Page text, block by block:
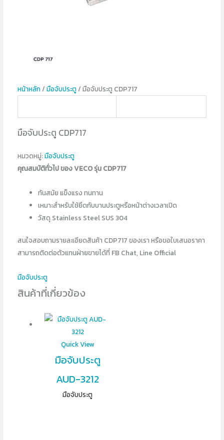
หน้าหลัก/ มือจับประตู/ มือจับประตู CDP717
มือจับประตู CDP717
หมวดหมู่:มือจับประตู
คุณสมบัติทั่วไป ของ VECO รุ่น CDP717
ทันสมัย แข็งแรง ทนทาน
เหมาะสำหรับใช้ยึดกับบานประตูหรือหน้าต่างเวลาเปิด
วัสดุ Stainless Steel SUS 304
สนใจสอบถามรายละเอียดสินค้า CDP717 ของเรา หรือขอใบเสนอราคา
สามารถติดต่อตัวแทนฝ่ายขายได้ที่ FB Chat, Line Official
มือจับประตู
สินค้าที่เกี่ยวข้อง
Quick View
มือจับประตู
AUD-3212
มือจับประตู